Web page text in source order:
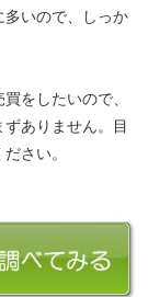
いので、しっか
をしたいので、
ありません。目
さい。